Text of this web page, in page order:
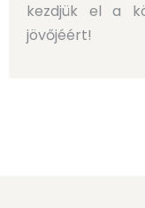
kezdjük el a
jövőjéért!